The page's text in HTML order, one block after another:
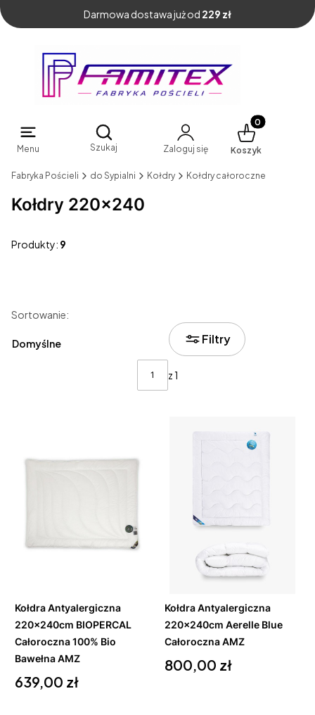
Darmowa dostawa już od 229 zł
Menu
Otwórz wyszukiwarkę
Szukaj Zaloguj się
Produkty w
Koszyk
Fabryka Pościeli do Sypialni Kołdry Kołdry całoroczne
Kołdry 220x240
Produkty: 9
Filtry
Lista produktów
Sortowanie:
Domyślne
z 1
Kołdra Antyalergiczna
220x240cm BIOPERCAL
Całoroczna 100% Bio
Bawełna AMZ
Cena
639,00 zł
Do
koszyka
Kołdra Antyalergiczna
220x240cm Aerelle Blue
Całoroczna AMZ
Cena
800,00 zł